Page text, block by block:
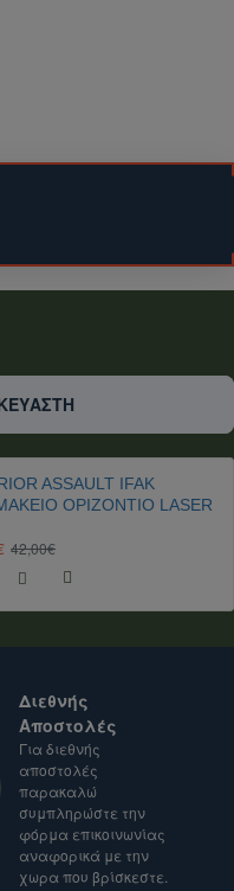
ASSAULT IFAK
ΟΡΙΖΟΝΤΙΟ LASER
42,00€
Διεθνής
Αποστολές
Για διεθνής
αποστολές
παρακαλώ
συμπληρώστε την
φόρμα επικοινωνίας
αναφορικά με την
χωρα που βρίσκεστε.